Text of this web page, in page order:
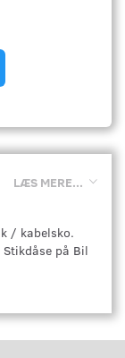
LÆS MERE...
/ kabelsko.
på Bil